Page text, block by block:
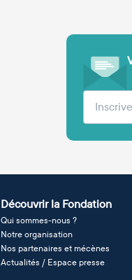
Votre
Découvrir la Fondation
Qui sommes-nous ?
Notre organisation
Nos partenaires et mécènes
Actualités / Espace presse